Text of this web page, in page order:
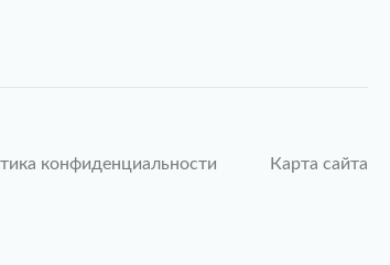
конфиденциальности Карта сайта